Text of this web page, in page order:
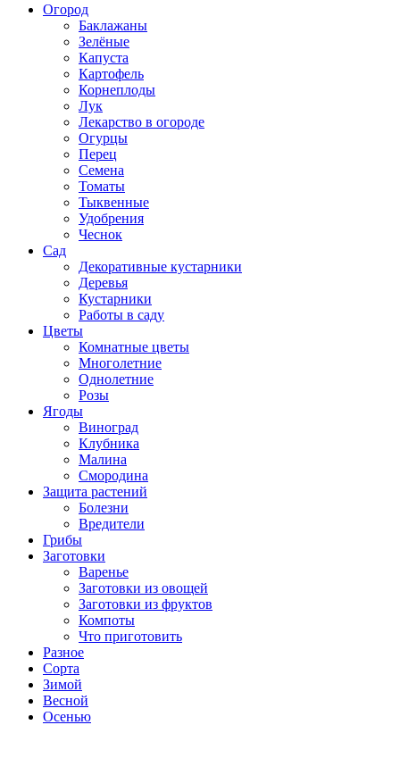
Огород
Баклажаны
Зелёные
Капуста
Картофель
Корнеплоды
Лук
Лекарство в огороде
Огурцы
Перец
Семена
Томаты
Тыквенные
Удобрения
Чеснок
Сад
Декоративные кустарники
Деревья
Кустарники
Работы в саду
Цветы
Комнатные цветы
Многолетние
Однолетние
Розы
Ягоды
Виноград
Клубника
Малина
Смородина
Защита растений
Болезни
Вредители
Грибы
Заготовки
Варенье
Заготовки из овощей
Заготовки из фруктов
Компоты
Что приготовить
Разное
Сорта
Зимой
Весной
Осенью